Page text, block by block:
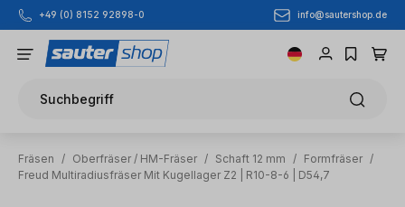
Zum Hauptinhalt springen
+49 (0) 8152 92898-0 info@sautershop.de
Suchbegriff
Fräsen / Oberfräser / HM-Fräser / Schaft 12 mm / Formfräser /
Freud Multiradiusfräser Mit Kugellager Z2 | R10-8-6 | D54,7